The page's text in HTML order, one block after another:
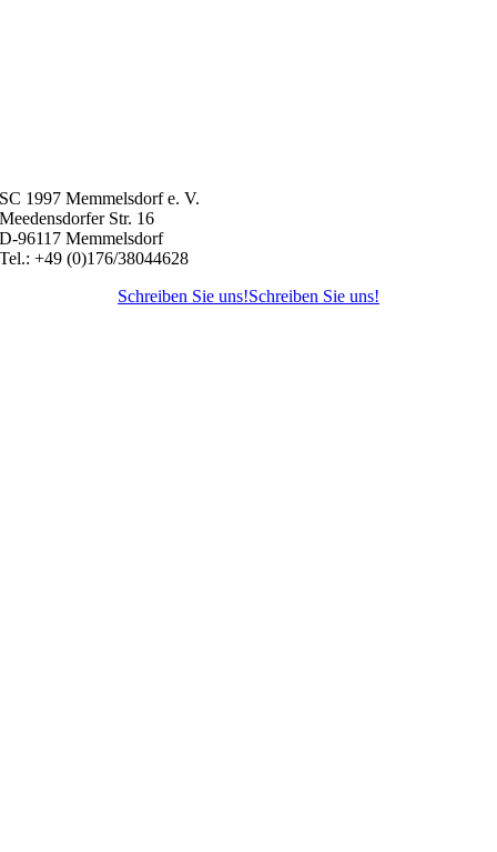
SC 1997 Memmelsdorf e. V.
Meedensdorfer Str. 16
D-96117 Memmelsdorf
Tel.: +49 (0)176/38044628
Schreiben Sie uns!Schreiben Sie uns!